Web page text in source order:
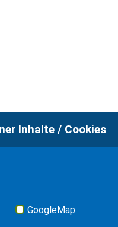
Inhalte / Cookies
GoogleMap